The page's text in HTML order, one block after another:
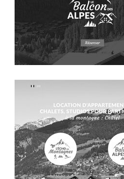
~369€/mois économisés d'annonces
~428€/mois économisés d'annonces